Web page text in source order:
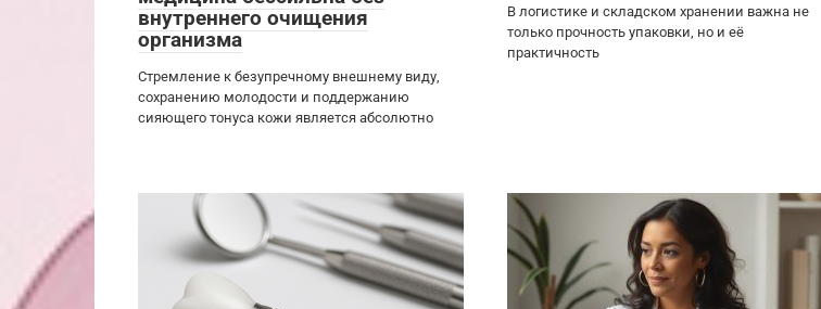
внутреннего очищения
организма
Стремление к безупречному внешнему виду,
сохранению молодости и поддержанию
сияющего тонуса кожи является абсолютно
В логистике и складском хранении важна не
только прочность упаковки, но и её
практичность